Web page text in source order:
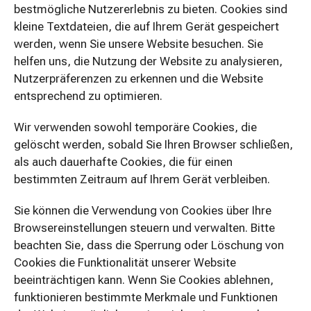
bestmögliche Nutzererlebnis zu bieten. Cookies sind
kleine Textdateien, die auf Ihrem Gerät gespeichert
werden, wenn Sie unsere Website besuchen. Sie
helfen uns, die Nutzung der Website zu analysieren,
Nutzerpräferenzen zu erkennen und die Website
entsprechend zu optimieren.
Wir verwenden sowohl temporäre Cookies, die
gelöscht werden, sobald Sie Ihren Browser schließen,
als auch dauerhafte Cookies, die für einen
bestimmten Zeitraum auf Ihrem Gerät verbleiben.
Sie können die Verwendung von Cookies über Ihre
Browsereinstellungen steuern und verwalten. Bitte
beachten Sie, dass die Sperrung oder Löschung von
Cookies die Funktionalität unserer Website
beeinträchtigen kann. Wenn Sie Cookies ablehnen,
funktionieren bestimmte Merkmale und Funktionen
März 2024
November 2023
Oktober 2023
Januar 2020
November 2019
Oktober 2019
Kategorien
Meta